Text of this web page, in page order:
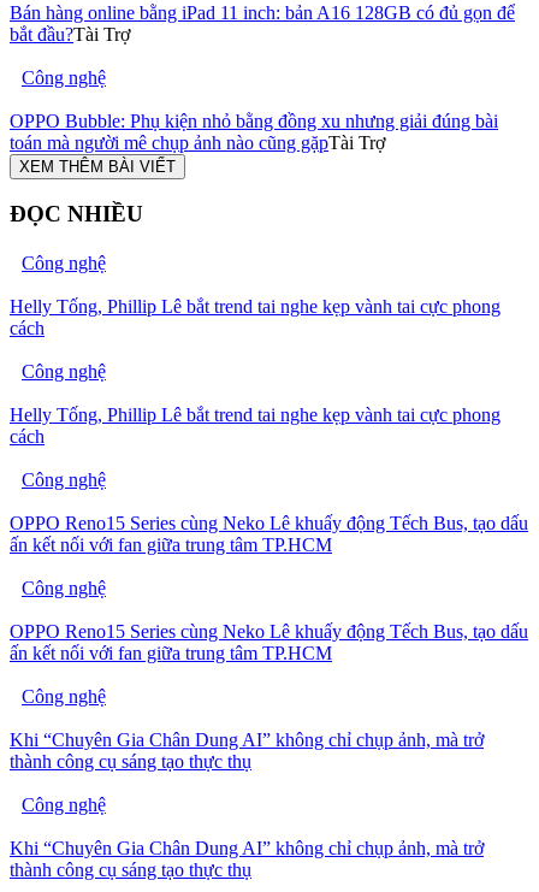
Bán hàng online bằng iPad 11 inch: bản A16 128GB có đủ gọn để
bắt đầu?Tài Trợ
Công nghệ
OPPO Bubble: Phụ kiện nhỏ bằng đồng xu nhưng giải đúng bài
toán mà người mê chụp ảnh nào cũng gặpTài Trợ
XEM THÊM BÀI VIẾT
ĐỌC NHIỀU
Công nghệ
Helly Tống, Phillip Lê bắt trend tai nghe kẹp vành tai cực phong
cách
Công nghệ
Helly Tống, Phillip Lê bắt trend tai nghe kẹp vành tai cực phong
cách
Công nghệ
OPPO Reno15 Series cùng Neko Lê khuấy động Tếch Bus, tạo dấu
ấn kết nối với fan giữa trung tâm TP.HCM
Công nghệ
OPPO Reno15 Series cùng Neko Lê khuấy động Tếch Bus, tạo dấu
ấn kết nối với fan giữa trung tâm TP.HCM
Công nghệ
Khi “Chuyên Gia Chân Dung AI” không chỉ chụp ảnh, mà trở
thành công cụ sáng tạo thực thụ
Công nghệ
Khi “Chuyên Gia Chân Dung AI” không chỉ chụp ảnh, mà trở
thành công cụ sáng tạo thực thụ